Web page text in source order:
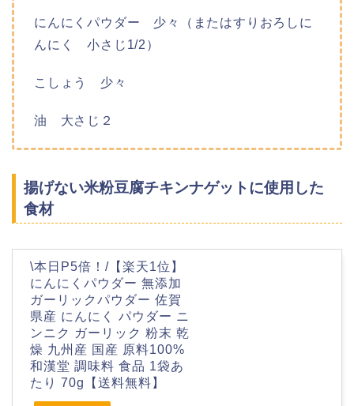
にんにくパウダー 少々（またはすりおろしに
んにく 小さじ1/2）
こしょう 少々
油 大さじ２
揚げない米粉豆腐チキンナゲットに使用した
食材
\本日P5倍！/【楽天1位】
にんにくパウダー 無添加
ガーリックパウダー 佐賀
県産 にんにく パウダー ニ
ンニク ガーリック 粉末 乾
燥 九州産 国産 原料100%
和漢堂 調味料 食品 1袋あ
たり 70g【送料無料】